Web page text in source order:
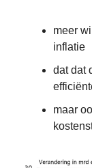
meer
inflatie
dat dat
maar